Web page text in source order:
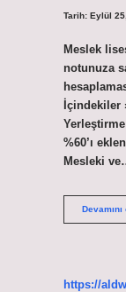
Tarih: Eylül
Meslek
notunuza
İçindekiler
%60’ı
Mesleki
https://